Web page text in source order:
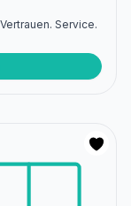
Service.